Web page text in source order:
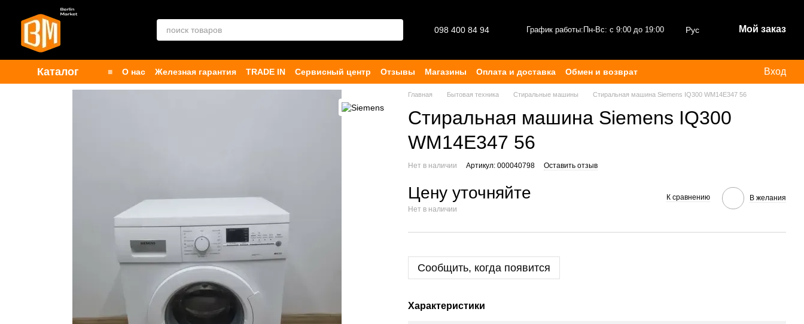
Перейти к основному контенту
098 400 84 94‬ График работы: Пн-Вс: с 9:00 до 19:00 Рус Мой заказ
Каталог ■ О нас Железная гарантия TRADE IN Сервисный центр Отзывы Магазины Оплата и доставка
Обмен и возврат
Контакты
Бренды Публичная оферта
Вход
Главная Бытовая техника Стиральные машины Стиральная машина Siemens IQ300 WM14E347 56
Стиральная машина Siemens IQ300
WM14E347 56
Нет в наличии Артикул: 000040798 Оставить отзыв
Цену уточняйте
Нет в наличии
К сравнению В желания
Сообщить, когда появится
Характеристики